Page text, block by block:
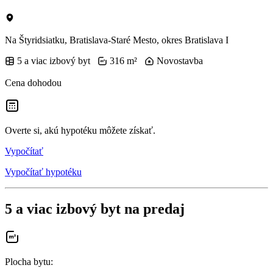
Na Štyridsiatku, Bratislava-Staré Mesto, okres Bratislava I
5 a viac izbový byt
316 m² Novostavba
Cena dohodou
Overte si, akú hypotéku môžete získať.
Vypočítať
Vypočítať hypotéku
5 a viac izbový byt na predaj
Plocha bytu: